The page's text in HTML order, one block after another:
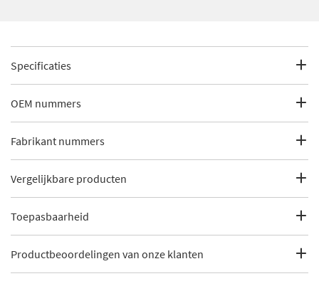
Specificaties
Fabrikantcode
Categorie
Homokineet
Bekijk meer
Aanvullende informatie
Oppervlakte
Gemoffeld
OEM nummers
Alfa Romeo
Fabrikant nummers
MCV0100
Vergelijkbare producten
GSP 802024
IPD 31-2829
Toepasbaarheid
Productbeoordelingen van onze klanten